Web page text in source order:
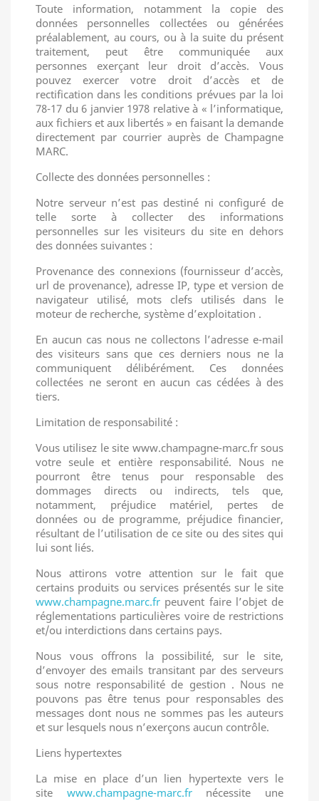
Toute information, notamment la copie des
données personnelles collectées ou générées
préalablement, au cours, ou à la suite du présent
traitement, peut être communiquée aux
personnes exerçant leur droit d’accès. Vous
pouvez exercer votre droit d’accès et de
rectification dans les conditions prévues par la loi
78-17 du 6 janvier 1978 relative à « l’informatique,
aux fichiers et aux libertés » en faisant la demande
directement par courrier auprès de Champagne
MARC.
Collecte des données personnelles :
Notre serveur n’est pas destiné ni configuré de
telle sorte à collecter des informations
personnelles sur les visiteurs du site en dehors
des données suivantes :
Provenance des connexions (fournisseur d’accès,
url de provenance), adresse IP, type et version de
navigateur utilisé, mots clefs utilisés dans le
moteur de recherche, système d’exploitation .
En aucun cas nous ne collectons l’adresse e-mail
des visiteurs sans que ces derniers nous ne la
communiquent délibérément. Ces données
collectées ne seront en aucun cas cédées à des
tiers.
Limitation de responsabilité :
Vous utilisez le site www.champagne-marc.fr sous
votre seule et entière responsabilité. Nous ne
pourront être tenus pour responsable des
dommages directs ou indirects, tels que,
notamment, préjudice matériel, pertes de
données ou de programme, préjudice financier,
résultant de l’utilisation de ce site ou des sites qui
lui sont liés.
Nous attirons votre attention sur le fait que
certains produits ou services présentés sur le site
www.champagne.marc.fr peuvent faire l’objet de
réglementations particulières voire de restrictions
et/ou interdictions dans certains pays.
Nous vous offrons la possibilité, sur le site,
d’envoyer des emails transitant par des serveurs
sous notre responsabilité de gestion . Nous ne
pouvons pas être tenus pour responsables des
messages dont nous ne sommes pas les auteurs
et sur lesquels nous n’exerçons aucun contrôle.
Liens hypertextes
La mise en place d’un lien hypertexte vers le
site www.champagne-marc.frnécessite une